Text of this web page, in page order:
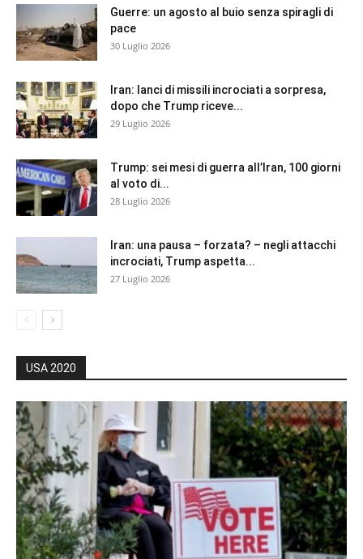
Guerre: un agosto al buio senza spiragli di
pace
30 Luglio 2026
Iran: lanci di missili incrociati a sorpresa,
dopo che Trump riceve...
29 Luglio 2026
Trump: sei mesi di guerra all’Iran, 100 giorni
al voto di...
28 Luglio 2026
Iran: una pausa – forzata? – negli attacchi
incrociati, Trump aspetta...
27 Luglio 2026
USA 2020